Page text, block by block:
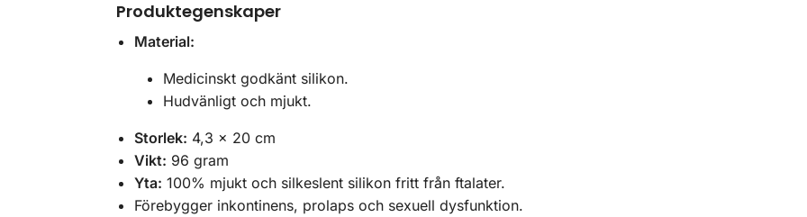
Produktegenskaper
Material:
Medicinskt godkänt silikon.
Hudvänligt och mjukt.
Storlek: 4,3 x 20 cm
Vikt: 96 gram
Yta: 100% mjukt och silkeslent silikon fritt från ftalater.
Förebygger inkontinens, prolaps och sexuell dysfunktion.